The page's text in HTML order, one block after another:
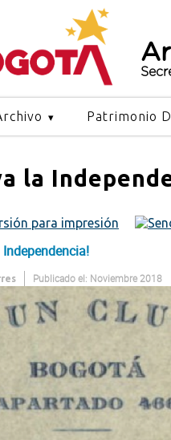
Patrimonio
la
Independencia!
Publicado el: Noviembre 2018